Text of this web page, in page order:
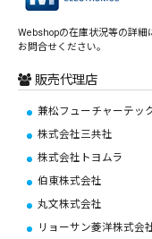
Webshopの在庫状況等の詳細
お問合せください。
販売代理店
兼松フューチャーテッ
株式会社三共社
株式会社トヨムラ
伯東株式会社
丸文株式会社
リョーサン菱洋株式会